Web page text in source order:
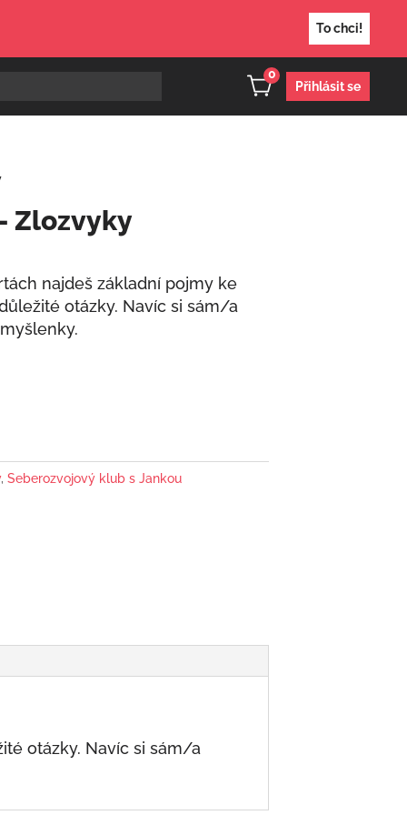
To chci!
0
Přihlásit se
Zlozvyky
najdeš základní pojmy ke
otázky. Navíc si sám/a
, Seberozvojový klub s Jankou
otázky. Navíc si sám/a